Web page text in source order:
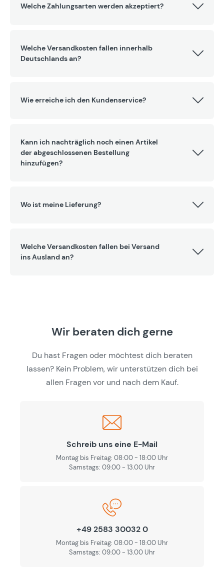
Welche Zahlungsarten werden akzeptiert?
Welche Versandkosten fallen innerhalb
Deutschlands an?
Wie erreiche ich den Kundenservice?
Kann ich nachträglich noch einen Artikel
der abgeschlossenen Bestellung
hinzufügen?
Wo ist meine Lieferung?
Welche Versandkosten fallen bei Versand
ins Ausland an?
Wir beraten dich gerne
Du hast Fragen oder möchtest dich beraten
lassen? Kein Problem, wir unterstützen dich bei
allen Fragen vor und nach dem Kauf.
Schreib uns eine E-Mail
Montag bis Freitag: 08:00 - 18:00 Uhr
Samstags: 09.00 - 13.00 Uhr
+49 2583 30032 0
Montag bis Freitag: 08:00 - 18:00 Uhr
Samstags: 09.00 - 13.00 Uhr